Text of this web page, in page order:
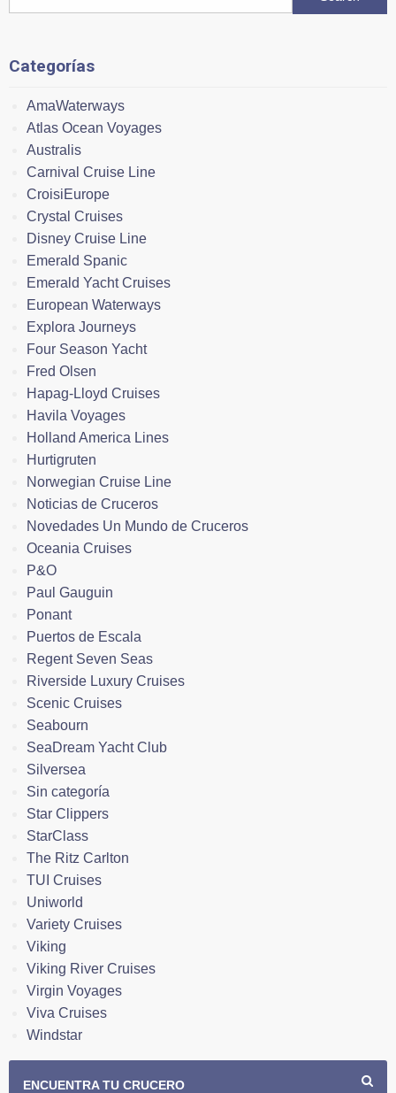
Categorías
AmaWaterways
Atlas Ocean Voyages
Australis
Carnival Cruise Line
CroisiEurope
Crystal Cruises
Disney Cruise Line
Emerald Spanic
Emerald Yacht Cruises
European Waterways
Explora Journeys
Four Season Yacht
Fred Olsen
Hapag-Lloyd Cruises
Havila Voyages
Holland America Lines
Hurtigruten
Norwegian Cruise Line
Noticias de Cruceros
Novedades Un Mundo de Cruceros
Oceania Cruises
P&O
Paul Gauguin
Ponant
Puertos de Escala
Regent Seven Seas
Riverside Luxury Cruises
Scenic Cruises
Seabourn
SeaDream Yacht Club
Silversea
Sin categoría
Star Clippers
StarClass
The Ritz Carlton
TUI Cruises
Uniworld
Variety Cruises
Viking
Viking River Cruises
Virgin Voyages
Viva Cruises
Windstar
ENCUENTRA TU CRUCERO